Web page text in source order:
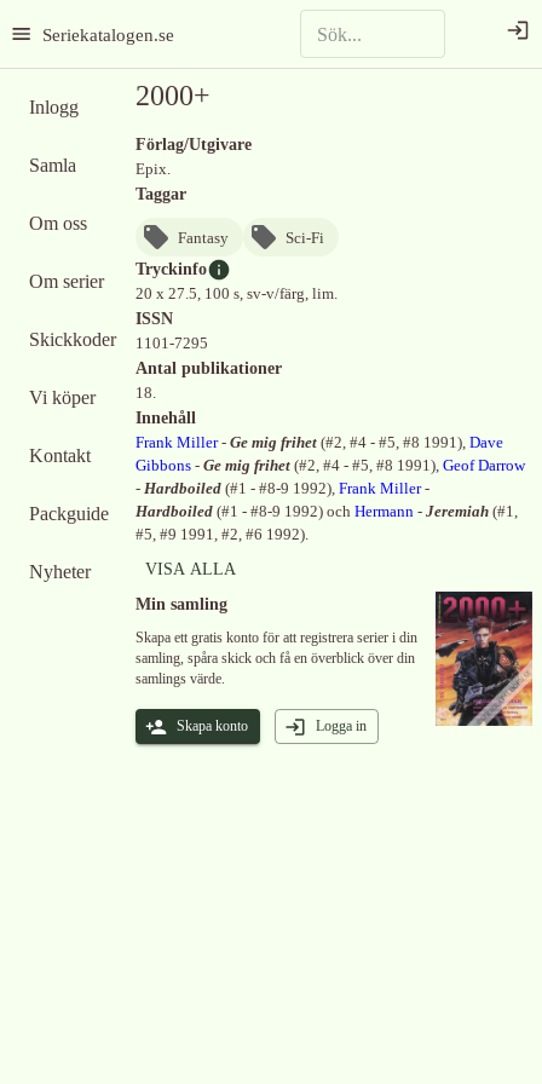
Seriekatalogen.se
Inlogg
Samla
Om oss
Om serier
Skickkoder
Vi köper
Kontakt
Packguide
Nyheter
2000+
Förlag/Utgivare
Epix.
Taggar
Fantasy
Sci-Fi
Tryckinfo
20 x 27.5, 100 s, sv-v/färg, lim.
ISSN
1101-7295
Antal publikationer
18.
Innehåll
Frank Miller- Ge mig frihet (#2, #4 - #5, #8 1991), Dave
Gibbons - Ge mig frihet (#2, #4 - #5, #8 1991), Geof Darrow
- Hardboiled (#1 - #8-9 1992), Frank Miller-
Hardboiled (#1 - #8-9 1992) och Hermann - Jeremiah (#1,
#5, #9 1991, #2, #6 1992).
VISA ALLA
Min samling
Skapa ett gratis konto för att registrera serier i din
samling, spåra skick och få en överblick över din
samlings värde.
Skapa konto Logga in